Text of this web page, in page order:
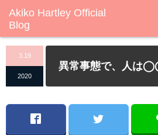
3.19
2020
異常事態で、人は